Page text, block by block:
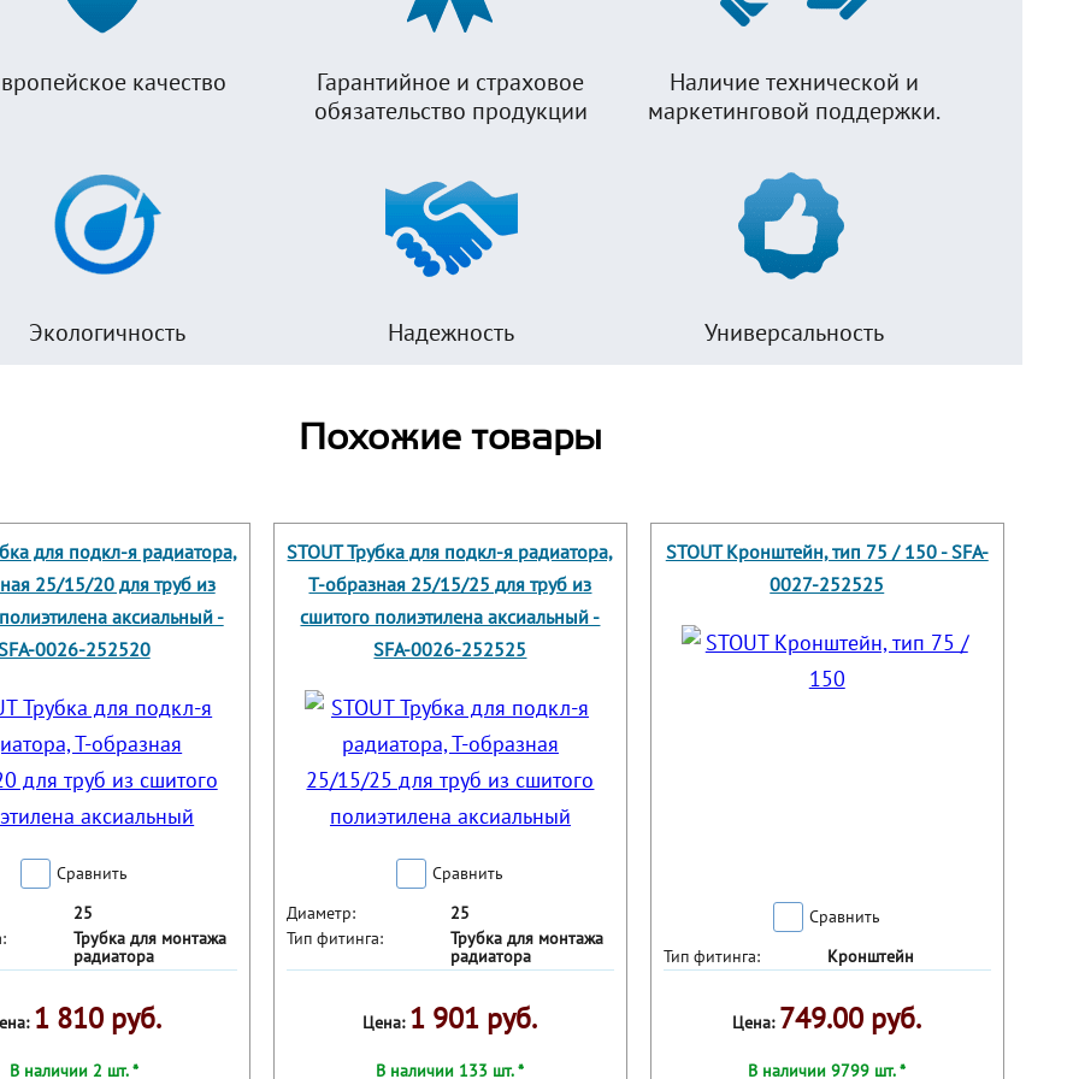
качество
Гарантийное и страховое
обязательство продукции
Наличие технической и
маркетинговой поддержки.
Экологичность Надежность Универсальность
Похожие товары
для подкл-я радиатора,
25/15/20 для труб из
аксиальный -
0026-252520
Сравнить
25
Трубка для монтажа
радиатора
1 810 руб.
В наличии 2 шт. *
STOUT Трубка для подкл-я радиатора,
Т-образная 25/15/25 для труб из
сшитого полиэтилена аксиальный -
SFA-0026-252525
Сравнить
Диаметр:
25
Тип фитинга:
Трубка для монтажа
радиатора
Цена: 1 901 руб.
В наличии 133 шт. *
STOUT Кронштейн, тип 75 / 150 - SFA-
0027-252525
Сравнить
Тип фитинга:
Кронштейн
Цена: 749.00 руб.
В наличии 9799 шт. *